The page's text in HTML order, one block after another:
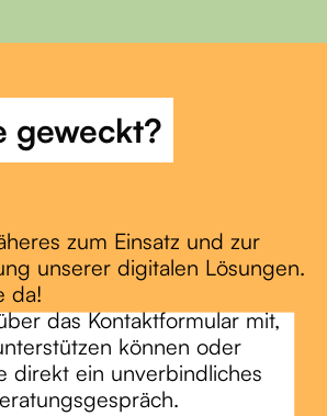
geweckt?
zum Einsatz und zur
unserer digitalen Lösungen.
da!
das Kontaktformular mit,
können oder
direkt ein unverbindliches